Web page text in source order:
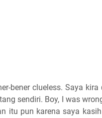
bener clueless. Saya kira
sendiri. Boy, I was
itu pun karena saya